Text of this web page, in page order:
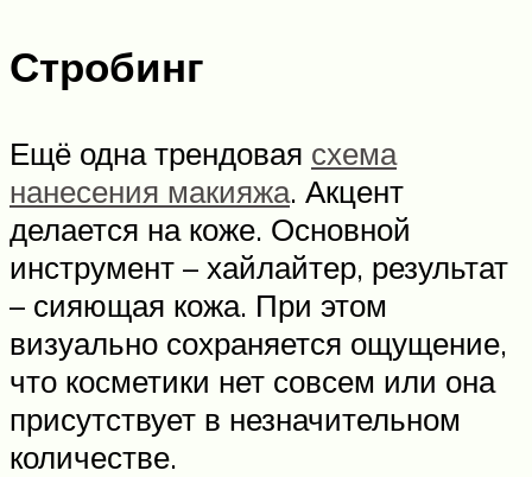
Стробинг
Ещё одна трендовая схема
нанесения макияжа. Акцент
делается на коже. Основной
инструмент – хайлайтер, результат
– сияющая кожа. При этом
визуально сохраняется ощущение,
что косметики нет совсем или она
присутствует в незначительном
количестве.